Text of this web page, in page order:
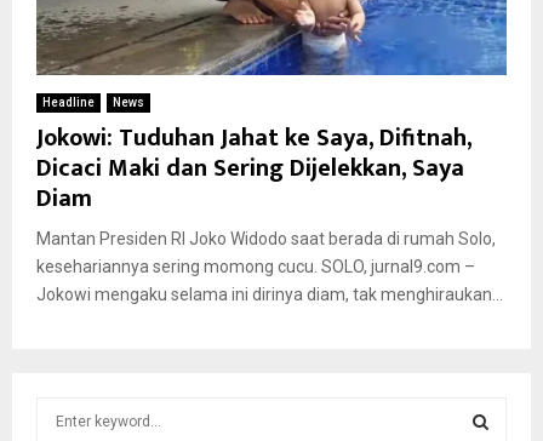
Headline News
Jokowi: Tuduhan Jahat ke Saya, Difitnah,
Dicaci Maki dan Sering Dijelekkan, Saya
Diam
Mantan Presiden RI Joko Widodo saat berada di rumah Solo,
kesehariannya sering momong cucu. SOLO, jurnal9.com –
Jokowi mengaku selama ini dirinya diam, tak menghiraukan...